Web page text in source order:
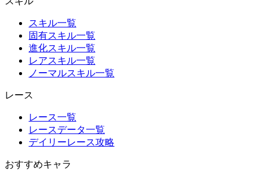
スキル一覧
固有スキル一覧
進化スキル一覧
レアスキル一覧
ノーマルスキル一覧
レース
レース一覧
レースデータ一覧
デイリーレース攻略
おすすめキャラ